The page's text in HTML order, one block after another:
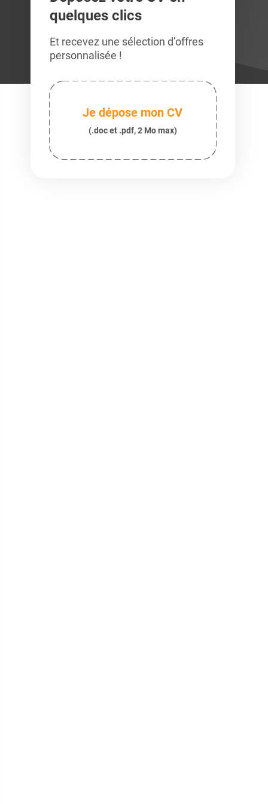
quelques clics
Et recevez une sélection d’offres
personnalisée !
Je dépose mon CV
(.doc et .pdf, 2 Mo max)